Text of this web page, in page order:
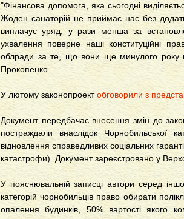
"Фінансова допомога, яка сьогодні
Жоден санаторій не приймає нас без
виплачує уряд, у рази менша за
ухвалення поверне наші конституційні
облради за те, що вони ще минулого року
Прокопенко.
У лютому законопроектобговорили з
Документ передбачає внесення змін до
постраждали внаслідок Чорнобильської
відновлення справедливих соціальних
катастрофи). Документ зареєстровано у
У пояснювальній записці автори серед
категорій чорнобильців право обирати
опалення будинків, 50% вартості якого